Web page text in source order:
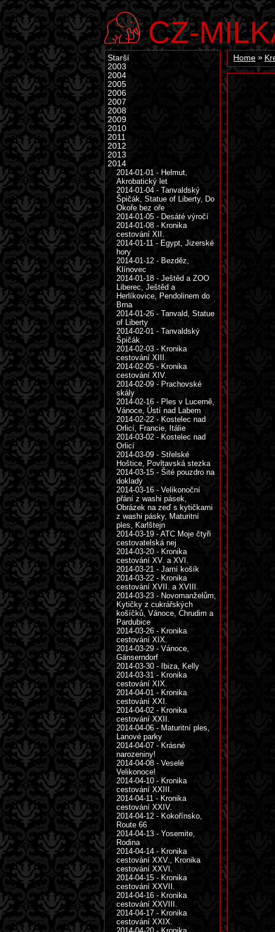
CZ-
Home
Starší
2003
2004
2005
2006
2007
2008
2009
2010
2011
2012
2013
2014
2014-01-01 - Helmut,
Akrobatický let
2014-01-04 - Tanvaldský
Špičák, Statue of Liberty, Do
Okoře bez oře
2014-01-05 - Desáté výročí
2014-01-08 - Kronika
cestování XII.
2014-01-11 - Egypt, Jizerské
hory
2014-01-12 - Bezděz,
Klínovec
2014-01-18 - Ještěd a ZOO
Liberec, Ještěd a
Herlíkovice, Pendolinem do
Brna
2014-01-26 - Tanvald, Statue
of Liberty
2014-02-01 - Tanvaldský
Špičák
2014-02-03 - Kronika
cestování XIII.
2014-02-05 - Kronika
cestování XIV.
2014-02-09 - Prachovské
skály
2014-02-16 - Ples v Lucerně,
Vánoce, Ústí nad Labem
2014-02-22 - Kostelec nad
Orlicí, Francie, Itálie
2014-03-02 - Kostelec nad
Orlicí
2014-03-09 - Střelské
Hoštice, Povltavská stezka
2014-03-15 - Šité pouzdro na
doklady
2014-03-16 - Velikonoční
přání z washi pásek,
Obrázek na zeď s kytičkami
z washi pásky, Maturitní
ples, Karlštejn
2014-03-19 - ATC Moje čtyři
cestovatelská nej
2014-03-20 - Kronika
cestování XV. a XVI.
2014-03-21 - Jarní košík
2014-03-22 - Kronika
cestování XVII. a XVIII.
2014-03-23 - Novomanželům,
Kytičky z cukrářských
košíčků, Vánoce, Chrudim a
Pardubice
2014-03-26 - Kronika
cestování XIX.
2014-03-29 - Vánoce,
Gänserndorf
2014-03-30 - Ibiza, Kelly
2014-03-31 - Kronika
cestování XIX.
2014-04-01 - Kronika
cestování XXI.
2014-04-02 - Kronika
cestování XXII.
2014-04-06 - Maturitní ples,
Lanové parky
2014-04-07 - Krásné
narozeniny!
2014-04-08 - Veselé
Velikonoce!
2014-04-10 - Kronika
cestování XXIII.
2014-04-11 - Kronika
cestování XXIV.
2014-04-12 - Kokořínsko,
Route 66
2014-04-13 - Yosemite,
Rodina
2014-04-14 - Kronika
cestování XXV., Kronika
cestování XXVI.
2014-04-15 - Kronika
cestování XXVII.
2014-04-16 - Kronika
cestování XXVIII.
2014-04-17 - Kronika
cestování XXIX.